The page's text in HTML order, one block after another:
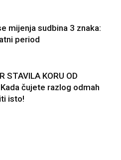
mijenja sudbina 3 znaka:
period
STAVILA KORU OD
čujete razlog odmah
isto!